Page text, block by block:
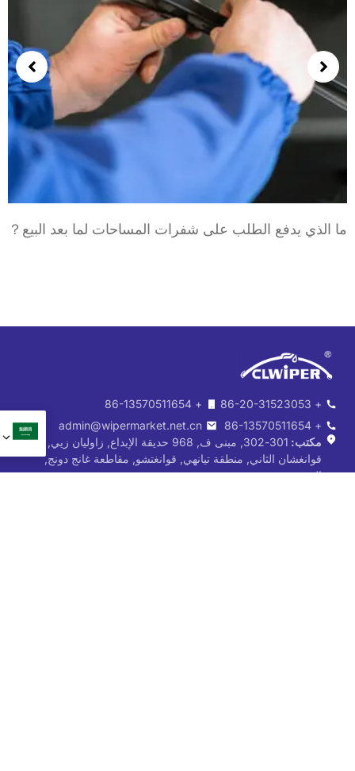
الذي يدفع الطلب على شفرات المساحات لما بعد البيع？
+ 86-20-31523053
+ 86-13570511654
+ 86-13570511654
admin@wipermarket.net.cn
مكتب:
301-302, مبنى ف, 968 حديقة الإبداع, زاوليان زيي, طريق
قوانغشان الثاني, منطقة تيانهي, قوانغتشو, مقاطعة غانج دونج,
الصين